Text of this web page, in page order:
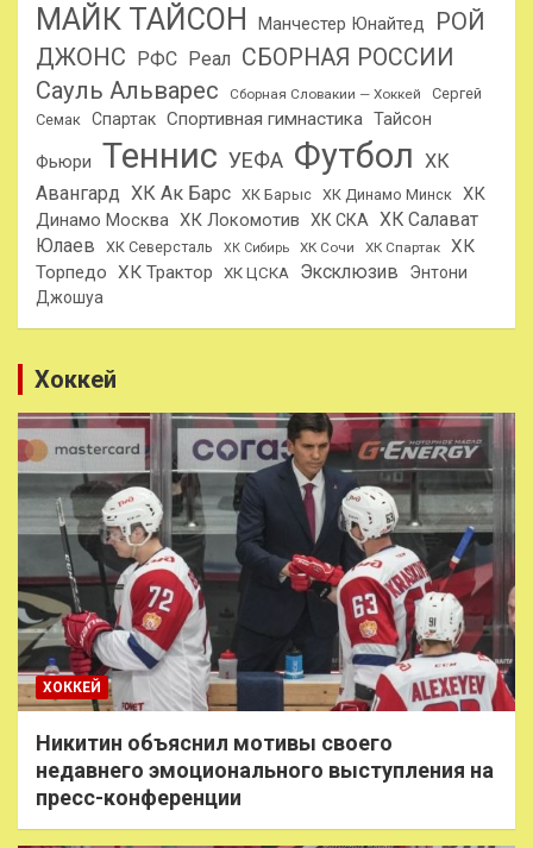
МАЙК ТАЙСОН Манчестер Юнайтед
РОЙ
ДЖОНС
РФС Реал СБОРНАЯ РОССИИ
Сауль Альварес Сборная Словакии — Хоккей
Сергей
Семак Спартак Спортивная гимнастика Тайсон
Фьюри Теннис УЕФА Футбол ХК
Авангард ХК Ак Барс ХК Барыс ХК Динамо Минск ХК
Динамо Москва ХК Локомотив ХК СКА ХК Салават
Юлаев
ХК Северсталь ХК Сибирь ХК Сочи ХК Спартак
ХК
Торпедо ХК Трактор ХК ЦСКА Эксклюзив
Энтони
Джошуа
Хоккей
ХОККЕЙ
Никитин объяснил мотивы своего
недавнего эмоционального выступления на
пресс-конференции